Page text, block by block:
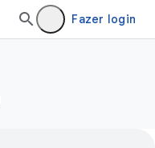
Fazer login